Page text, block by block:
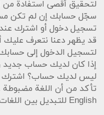
التخفيضات بشكل مستمر،
مريحة وسريعة من بنده
لتحقيق أقصى استفادة
سجّل حسابك إن لم تكن
تسجيل دخول أو اشترك
قد يظهر دعنا نتعرف
لتسجيل الدخول إلى
إذا كان لديك حساب جديد
ليس لديك حساب؟ اشترك
تأكد من أن اللغة
English للتبديل بين اللغات.